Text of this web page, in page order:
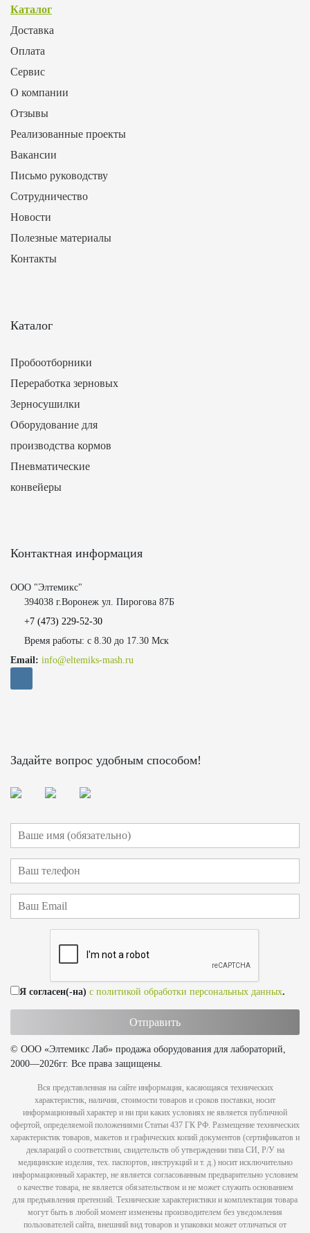
Каталог
Доставка
Оплата
Сервис
О компании
Отзывы
Реализованные проекты
Вакансии
Письмо руководству
Сотрудничество
Новости
Полезные материалы
Контакты
Каталог
Пробоотборники
Переработка зерновых
Зерносушилки
Оборудование для
производства кормов
Пневматические
конвейеры
Контактная информация
ООО "Элтемикс"
394038 г.Воронеж ул. Пирогова 87Б
+7 (473) 229-52-30
Время работы: с 8.30 до 17.30 Мск
Email: info@eltemiks-mash.ru
Задайте вопрос удобным способом!
Я согласен(-на) с политикой обработки персональных данных.
© ООО «Элтемикс Лаб» продажа оборудования для лабораторий,
2000—2026гг. Все права защищены.
Вся представленная на сайте информация, касающаяся технических
характеристик, наличия, стоимости товаров и сроков поставки, носит
информационный характер и ни при каких условиях не является публичной
офертой, определяемой положениями Статьи 437 ГК РФ. Размещение технических
характеристик товаров, макетов и графических копий документов (сертификатов и
деклараций о соответствии, свидетельств об утверждении типа СИ, Р/У на
медицинские изделия, тех. паспортов, инструкций и т. д.) носит исключительно
информационный характер, не является согласованным предварительно условием
о качестве товара, не является обязательством и не может служить основанием
для предъявления претензий. Технические характеристики и комплектация товара
могут быть в любой момент изменены производителем без уведомления
пользователей сайта, внешний вид товаров и упаковки может отличаться от